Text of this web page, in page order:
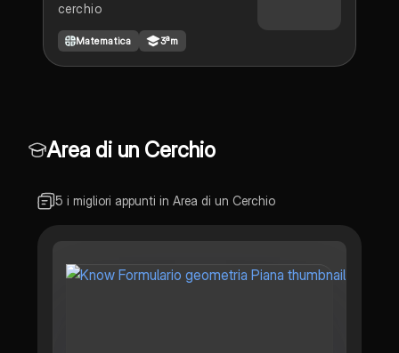
cerchio
Matematica 3ªm
Area di un Cerchio
5 i migliori appunti in Area di un Cerchio